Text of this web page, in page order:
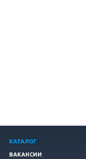
КАТАЛОГ
ВАКАНСИИ